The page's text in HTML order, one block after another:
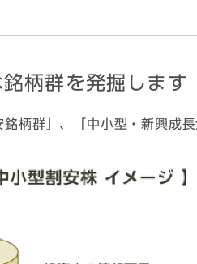
柄群を発掘します
柄群」、「中小型・新興成